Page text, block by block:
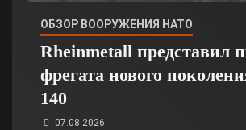
ОБЗОР ВООРУЖЕНИЯ НАТО
Rheinmetall представил
фрегата нового
140
07.08.2026